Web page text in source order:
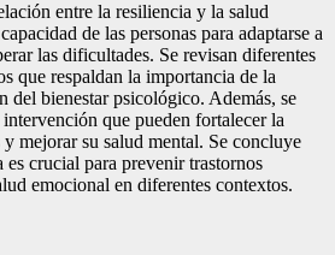
entre la resiliencia y la salud
de las personas para adaptarse a
las dificultades. Se revisan diferentes
que respaldan la importancia de la
del bienestar psicológico. Además, se
intervención que pueden fortalecer la
mejorar su salud mental. Se concluye
crucial para prevenir trastornos
emocional en diferentes contextos.